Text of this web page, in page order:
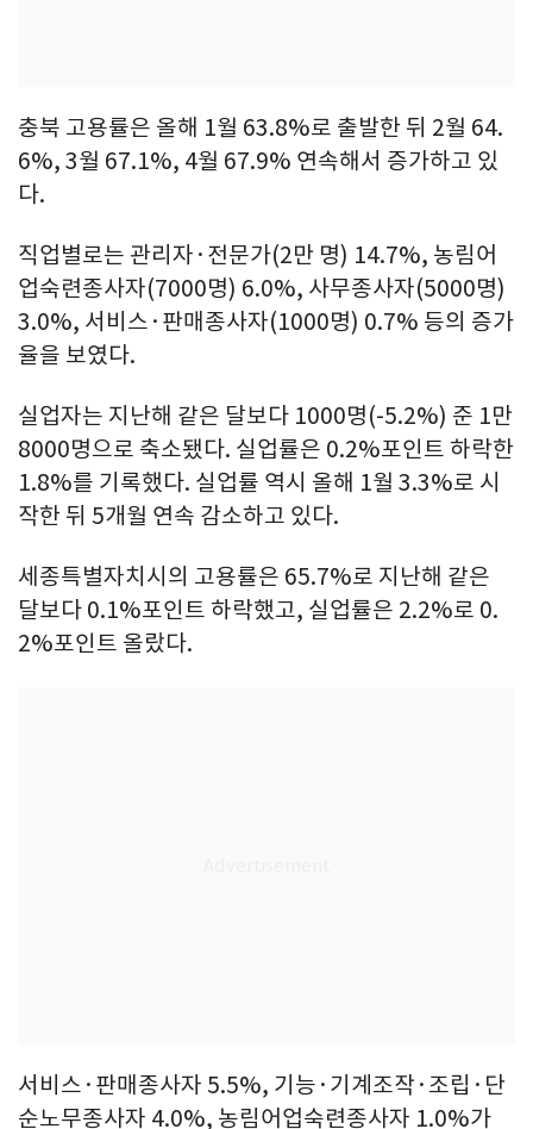
충북 고용률은 올해 1월 63.8%로 출발한 뒤 2월 64.
6%, 3월 67.1%, 4월 67.9% 연속해서 증가하고 있
다.
직업별로는 관리자·전문가(2만 명) 14.7%, 농림어
업숙련종사자(7000명) 6.0%, 사무종사자(5000명)
3.0%, 서비스·판매종사자(1000명) 0.7% 등의 증가
율을 보였다.
실업자는 지난해 같은 달보다 1000명(-5.2%) 준 1만
8000명으로 축소됐다. 실업률은 0.2%포인트 하락한
1.8%를 기록했다. 실업률 역시 올해 1월 3.3%로 시
작한 뒤 5개월 연속 감소하고 있다.
세종특별자치시의 고용률은 65.7%로 지난해 같은
달보다 0.1%포인트 하락했고, 실업률은 2.2%로 0.
2%포인트 올랐다.
서비스·판매종사자 5.5%, 기능·기계조작·조립·단
순노무종사자 4.0%, 농림어업숙련종사자 1.0%가